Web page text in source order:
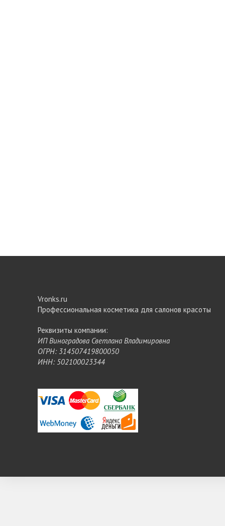
Vronks.ru
Профессиональная косметика для салонов красоты
Реквизиты компании:
ИП Виноградова Светлана Владимировна
ОГРН: 314507419800050
ИНН: 502100023344